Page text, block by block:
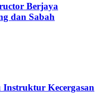
Berjaya
dan Sabah
Kecergasan